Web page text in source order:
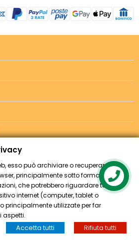
CASSA CERCA
esso può archiviare o recuperare
principalmente sotto forma di
che potrebbero riguardare te, le tue
internet (computer, tablet o
principalmente utilizzate per far
aspetti.
Accetta tutti Rifiuta tutti
Contact us